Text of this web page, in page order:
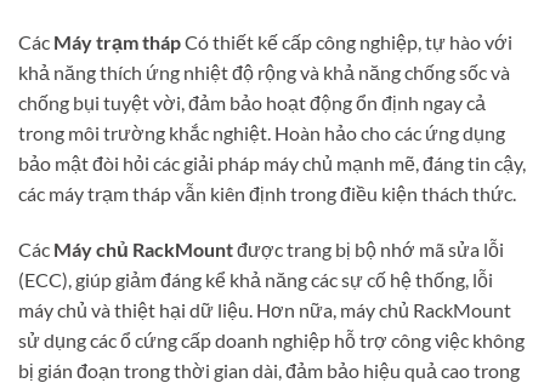
Các Máy trạm thápCó thiết kế cấp công nghiệp, tự hào với
khả năng thích ứng nhiệt độ rộng và khả năng chống sốc và
chống bụi tuyệt vời, đảm bảo hoạt động ổn định ngay cả
trong môi trường khắc nghiệt. Hoàn hảo cho các ứng dụng
bảo mật đòi hỏi các giải pháp máy chủ mạnh mẽ, đáng tin cậy,
các máy trạm tháp vẫn kiên định trong điều kiện thách thức.
Các Máy chủ RackMountđược trang bị bộ nhớ mã sửa lỗi
(ECC), giúp giảm đáng kể khả năng các sự cố hệ thống, lỗi
máy chủ và thiệt hại dữ liệu. Hơn nữa, máy chủ RackMount
sử dụng các ổ cứng cấp doanh nghiệp hỗ trợ công việc không
bị gián đoạn trong thời gian dài, đảm bảo hiệu quả cao trong